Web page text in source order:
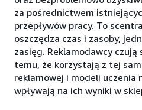
za pośrednictwem
przepływów pracy. To
oszczędza czas i zasoby,
zasięg. Reklamodawcy
temu, że korzystają z tej
reklamowej i modeli uczenia
wpływają na ich wyniki w